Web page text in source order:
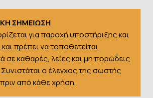
ΣΗΜΕΙΩΣΗ
για παροχή υποστήριξης και
πρέπει να τοποθετείται
σε καθαρές, λείες και μη πορώδεις
ο έλεγχος της σωστής
από κάθε χρήση.